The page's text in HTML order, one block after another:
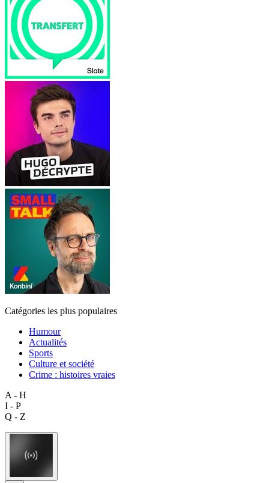
Catégories les plus populaires
Humour
Actualités
Sports
Culture et société
Crime : histoires vraies
A - H
I - P
Q - Z